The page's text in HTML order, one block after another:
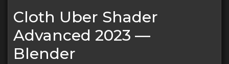
Cloth Uber Shader
Advanced 2023 —
Blender